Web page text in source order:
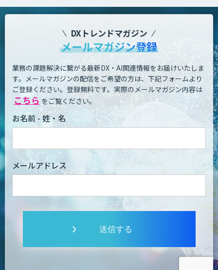
DXトレンドマガジン
メールマガジン登録
業務の課題解決に繋がる最新DX・AI関連情報をお届けいたしま
す。 メールマガジンの配信をご希望の方は、下記フォームより
ご登録ください。登録無料です。 実際のメールマガジン内容は
こちら をご覧ください。
お名前 - 姓・名
メールアドレス
送信する